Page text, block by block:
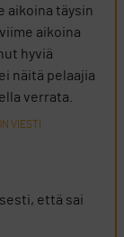
aikoina täysin
aikoina
hyviä
näitä pelaajia
verrata.
VIESTI
että sai